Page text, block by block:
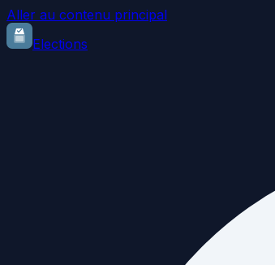
Aller au contenu principal
Elections